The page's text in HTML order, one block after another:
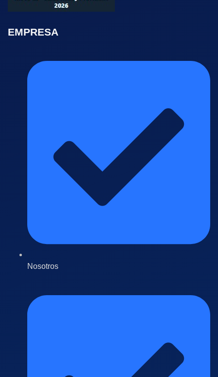
EMPRESA
Nosotros